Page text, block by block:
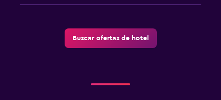
Buscar ofertas de hotel